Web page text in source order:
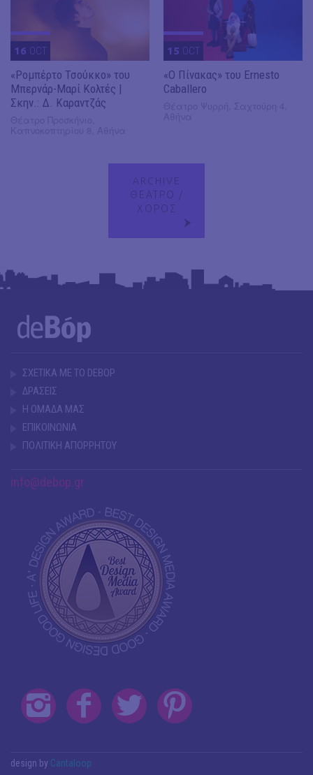
16 OCT
«Ρομπέρτο Τσούκκο» του
Μπερνάρ-Μαρί Κολτές |
Σκην.: Δ. Καραντζάς
15 OCT
«Ο Πίνακας» του Ernesto
Caballero
ARCHIVE
ΘΕΑΤΡΟ /
ΧΟΡΟΣ
ΣΧΕΤΙΚΑ ΜΕ ΤΟ DEBOP
ΔΡΑΣΕΙΣ
Η ΟΜΑΔΑ ΜΑΣ
ΕΠΙΚΟΙΝΩΝΙΑ
ΠΟΛΙΤΙΚΗ ΑΠΟΡΡΗΤΟΥ
info@debop.gr
design by Cantaloop